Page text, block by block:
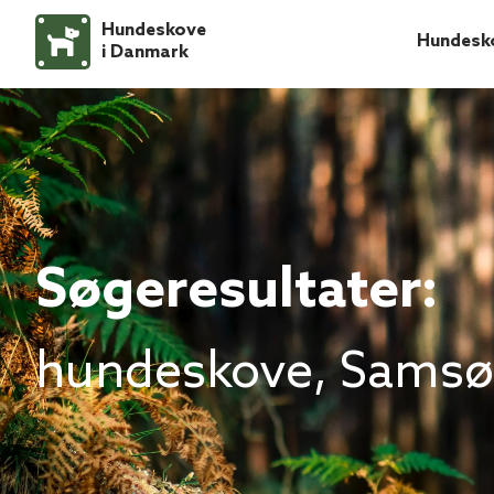
Hundeskove
i Danmark
Søgeresultater:
hundeskove,